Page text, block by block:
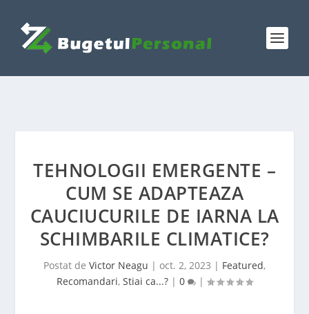
TEHNOLOGII EMERGENTE –
CUM SE ADAPTEAZA
CAUCIUCURILE DE IARNA LA
SCHIMBARILE CLIMATICE?
Postat de Victor Neagu | oct. 2, 2023 | Featured,
Recomandari, Stiai ca...? | 0 |